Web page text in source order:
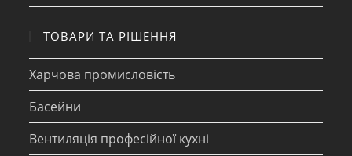
ТОВАРИ ТА РІШЕННЯ
Харчова промисловість
Басейни
Вентиляція професійної кухні